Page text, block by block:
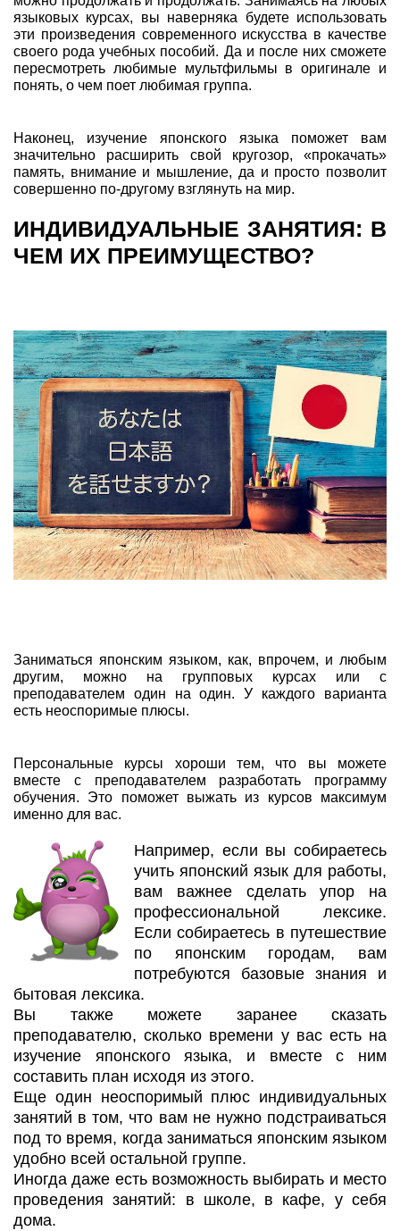
языковых курсах, вы наверняка будете использовать
эти произведения современного искусства в качестве
своего рода учебных пособий. Да и после них сможете
пересмотреть любимые мультфильмы в оригинале и
понять, о чем поет любимая группа.
Наконец, изучение японского языка поможет вам
значительно расширить свой кругозор, «прокачать»
память, внимание и мышление, да и просто позволит
совершенно по-другому взглянуть на мир.
ИНДИВИДУАЛЬНЫЕ ЗАНЯТИЯ: В
ЧЕМ ИХ ПРЕИМУЩЕСТВО?
Заниматься японским языком, как, впрочем, и любым
другим, можно на групповых курсах или с
преподавателем один на один. У каждого варианта
есть неоспоримые плюсы.
Персональные курсы хороши тем, что вы можете
вместе с преподавателем разработать программу
обучения. Это поможет выжать из курсов максимум
именно для вас.
Например, если вы собираетесь
учить японский язык для работы,
вам важнее сделать упор на
профессиональной лексике.
Если собираетесь в путешествие
по японским городам, вам
потребуются базовые знания и
бытовая лексика.
Вы также можете заранее сказать
преподавателю, сколько времени у вас есть на
изучение японского языка, и вместе с ним
составить план исходя из этого.
Еще один неоспоримый плюс индивидуальных
занятий в том, что вам не нужно подстраиваться
под то время, когда заниматься японским языком
удобно всей остальной группе.
Иногда даже есть возможность выбирать и место
проведения занятий: в школе, в кафе, у себя
дома.